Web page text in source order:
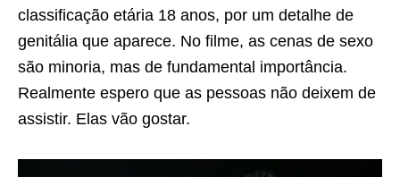
classificação etária 18 anos, por um detalhe de
genitália que aparece. No filme, as cenas de sexo
são minoria, mas de fundamental importância.
Realmente espero que as pessoas não deixem de
assistir. Elas vão gostar.